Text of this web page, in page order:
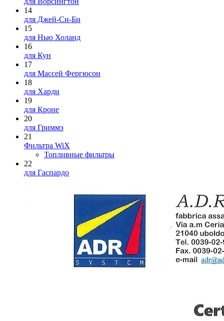
14
для Джей-Си-Би
15
для Нью Холанд
16
для Кун
17
для Массей Фергюсон
18
для Харди
19
для Кроне
20
для Гриммэ
21
Фильтра WiX
Топливные фильтры
22
для Гаспардо